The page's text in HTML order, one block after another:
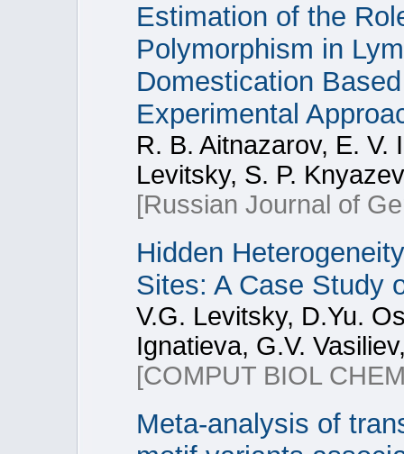
Estimation of the
Polymorphism in
Domestication
Experimental
R. B. Aitnazarov, E.
Levitsky, S. P.
[Russian Journal of
Hidden
Sites: A Case Study
V.G. Levitsky, D.Yu.
Ignatieva, G.V.
[COMPUT BIOL
Meta-analysis of